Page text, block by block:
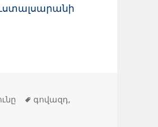
Պիտակներ
գովազդ,